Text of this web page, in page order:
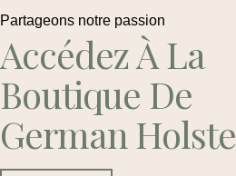
Partageons notre passion
Accédez À La
Boutique De
German